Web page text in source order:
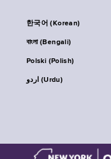
한국어 (Korean)
বাংলা (Bengali)
Polski (Polish)
اردو (Urdu)